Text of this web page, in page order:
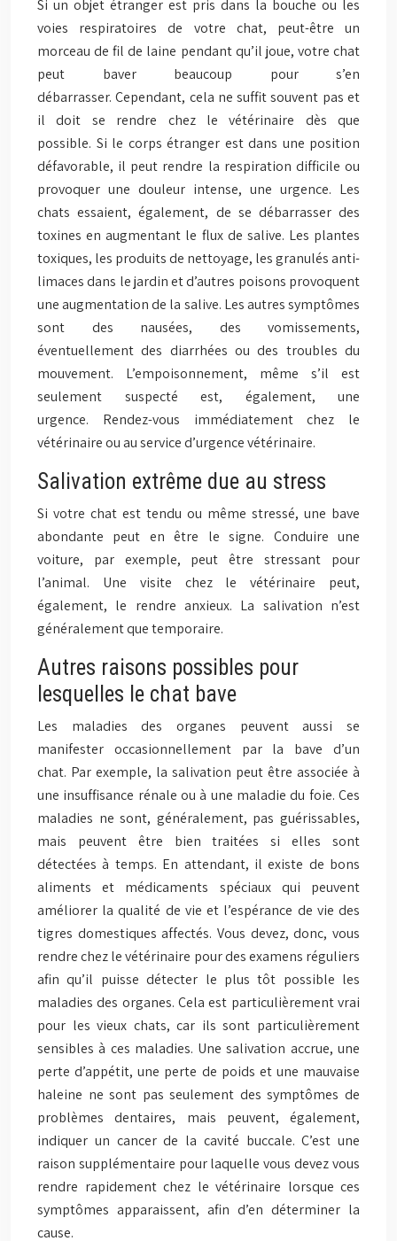
Si un objet étranger est pris dans la bouche ou les
voies respiratoires de votre chat, peut-être un
morceau de fil de laine pendant qu’il joue, votre chat
peut baver beaucoup pour s’en
débarrasser. Cependant, cela ne suffit souvent pas et
il doit se rendre chez le vétérinaire dès que
possible. Si le corps étranger est dans une position
défavorable, il peut rendre la respiration difficile ou
provoquer une douleur intense, une urgence. Les
chats essaient, également, de se débarrasser des
toxines en augmentant le flux de salive. Les plantes
toxiques, les produits de nettoyage, les granulés anti-
limaces dans le jardin et d’autres poisons provoquent
une augmentation de la salive. Les autres symptômes
sont des nausées, des vomissements,
éventuellement des diarrhées ou des troubles du
mouvement. L’empoisonnement, même s’il est
seulement suspecté est, également, une
urgence. Rendez-vous immédiatement chez le
vétérinaire ou au service d’urgence vétérinaire.
Salivation extrême due au stress
Si votre chat est tendu ou même stressé, une bave
abondante peut en être le signe. Conduire une
voiture, par exemple, peut être stressant pour
l’animal. Une visite chez le vétérinaire peut,
également, le rendre anxieux. La salivation n’est
généralement que temporaire.
Autres raisons possibles pour
lesquelles le chat bave
Les maladies des organes peuvent aussi se
manifester occasionnellement par la bave d’un
chat. Par exemple, la salivation peut être associée à
une insuffisance rénale ou à une maladie du foie. Ces
maladies ne sont, généralement, pas guérissables,
mais peuvent être bien traitées si elles sont
détectées à temps. En attendant, il existe de bons
aliments et médicaments spéciaux qui peuvent
améliorer la qualité de vie et l’espérance de vie des
tigres domestiques affectés. Vous devez, donc, vous
rendre chez le vétérinaire pour des examens réguliers
afin qu’il puisse détecter le plus tôt possible les
maladies des organes. Cela est particulièrement vrai
pour les vieux chats, car ils sont particulièrement
sensibles à ces maladies. Une salivation accrue, une
perte d’appétit, une perte de poids et une mauvaise
haleine ne sont pas seulement des symptômes de
problèmes dentaires, mais peuvent, également,
indiquer un cancer de la cavité buccale. C’est une
raison supplémentaire pour laquelle vous devez vous
rendre rapidement chez le vétérinaire lorsque ces
symptômes apparaissent, afin d’en déterminer la
cause.